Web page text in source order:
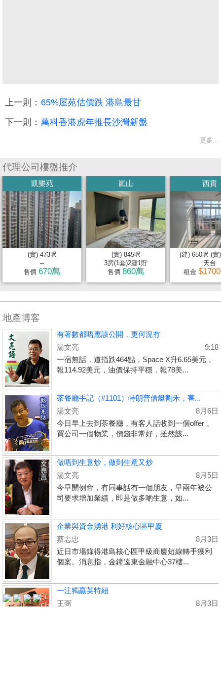
收
藏
樓
盤
繁
體
简
体
ENG
上一則： 65%屋苑估價跌 港島最甘
下一則： 萬科香港虎年推長沙灣新盤
更多...
代理公司樓盤推介
凱樂苑
(實) 473呎
--
售價 670萬
嵐山
(實) 845呎
3房(1套)2廳1貯
售價 860萬
西貢
(建) 650呎 (實
天台
租金
地產博客
有著數都唔應該公開，更何況冇
湯文亮
9:18
一宿無話，道指跌464點，Space X升6.65美元，
報114.92美元，油價保持平穩，報78美...
茶餐廳手記（#1101）特朗普借艇割禾，害...
湯文亮
8月6日
今日早上去到茶餐廳，有客人話收到一個offer，
買公司一個物業，價錢非常好，雖然該...
做唔到生意炒，做到生意又炒
湯文亮
8月5日
今早開例會，有同事話有一個朋友，早兩年被公
司要求增加業績，即是做多啲生意，如...
企業與資金湧港 利好核心區甲廈
蔡志忠
8月3日
近日市場錄得港島核心區甲級商廈短線轉手獲利
個案。消息指，金鐘遠東金融中心37樓...
一注獨贏英特紐
王弼
8月3日